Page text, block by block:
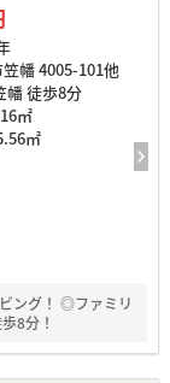
幡 4005-101他
幡 徒歩8分
㎡
㎡
ング！ ◎ファミリ
8分！